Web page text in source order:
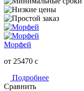
Морфей
от 25470 c
Подробнее
Сравнить